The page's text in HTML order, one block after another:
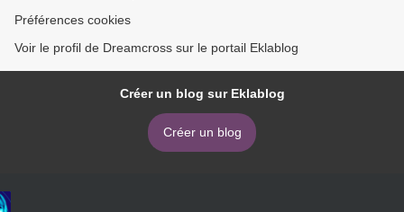
Préférences cookies
Voir le profil de Dreamcross sur le portail Eklablog
Créer un blog sur Eklablog
Créer un blog